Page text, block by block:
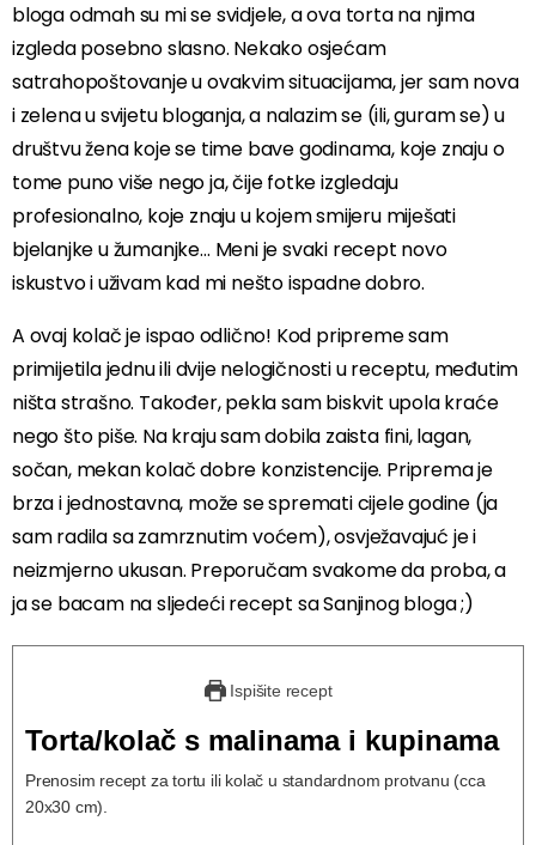
bloga odmah su mi se svidjele, a ova torta na njima
izgleda posebno slasno. Nekako osjećam
satrahopoštovanje u ovakvim situacijama, jer sam nova
i zelena u svijetu bloganja, a nalazim se (ili, guram se) u
društvu žena koje se time bave godinama, koje znaju o
tome puno više nego ja, čije fotke izgledaju
profesionalno, koje znaju u kojem smijeru miješati
bjelanjke u žumanjke… Meni je svaki recept novo
iskustvo i uživam kad mi nešto ispadne dobro.
A ovaj kolač je ispao odlično! Kod pripreme sam
primijetila jednu ili dvije nelogičnosti u receptu, međutim
ništa strašno. Također, pekla sam biskvit upola kraće
nego što piše. Na kraju sam dobila zaista fini, lagan,
sočan, mekan kolač dobre konzistencije. Priprema je
brza i jednostavna, može se spremati cijele godine (ja
sam radila sa zamrznutim voćem), osvježavajuć je i
neizmjerno ukusan. Preporučam svakome da proba, a
ja se bacam na sljedeći recept sa Sanjinog bloga ;)
Ispišite recept
Torta/kolač s malinama i kupinama
Prenosim recept za tortu ili kolač u standardnom protvanu (cca
20x30 cm).